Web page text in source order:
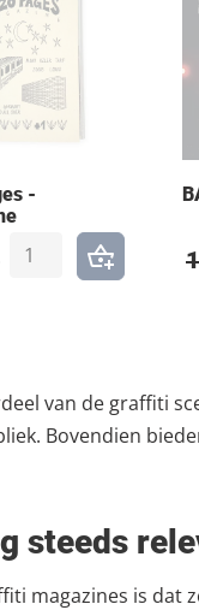
-
van de graffiti
Bovendien
steeds
magazines is